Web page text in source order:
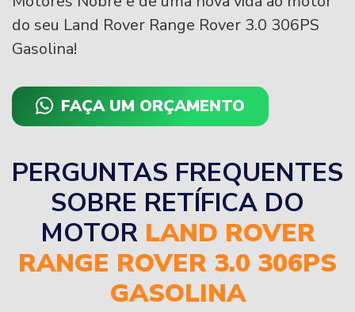
do seu Land Rover Range Rover 3.0 306PS
Gasolina!
FAÇA UM ORÇAMENTO
PERGUNTAS FREQUENTES
SOBRE RETÍFICA DO
MOTOR LAND ROVER
RANGE ROVER 3.0 306PS
GASOLINA